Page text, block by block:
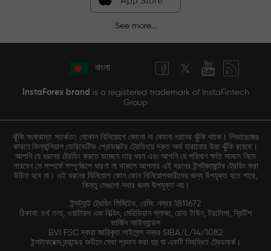
See more...
বাংলা
InstaForex brand is a registered trademark of InstaFintech
Group
ঝুঁকি সংক্রান্ত সতর্কতা: যেকোন বিনিয়োগে কোনো না কোনো ধরনের ঝুঁকি থাকে। লিভারেজের
কারণে ফিন্যান্সিয়াল ডেরিভেটিভ প্রোডাক্টের ট্রেডিংয়ে দ্রুত অর্থ হারানোর উচ্চ ঝুঁকি রয়েছে।
আপনি যে ধরনের ট্রেডিং করতে যাচ্ছেন তার ধরন এবং আপনি যে পরিমাণ ক্ষতি সামলে নিতে
পারবেন সে সম্পর্কে সম্পূর্ণরূপে ধারণা না থাকলে আপনার এই ধরনের ইন্সট্রুমেন্টের ট্রেডিং করা
উচিত হবে না। এই ধরনের বিনিয়োগ কোন কোন বিনিয়োগকারীদের জন্য উপযুক্ত হতে পারে,
কিন্তু সেগুলো সবার জন্য উপযুক্ত নয়।
ইন্সট্যান্ট ট্রেডিং লিমিটেড, রেজি. নম্বর 1811672
ঠিকানা: ৪র্থ তলা, ওয়াটারস এজ বিল্ডিং, মেরিডিয়ান প্লাজা, রোড টাউন, টরটোলা, ব্রিটিশ
ভার্জিন আইল্যান্ডস
BVI FSC দ্বারা জারিকৃত লাইসেন্স নম্বর SIBA/L/14/1082
ইন্সটাফরেক্স ব্র্যান্ডের অধীনে সেবা প্রদান করা হয় যা একটি নিবন্ধিত ট্রেডমার্ক।